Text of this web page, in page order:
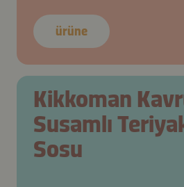
ürüne
Kikkoman
Susamlı
Sosu